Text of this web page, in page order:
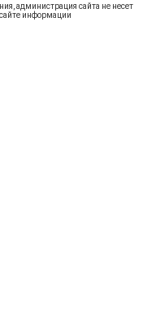
администрация сайта не несет
информации